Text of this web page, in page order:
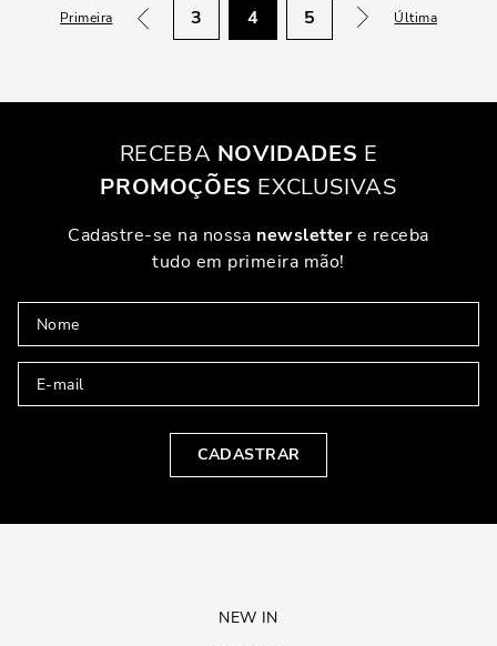
Primeira 3 4 5 Última
RECEBA NOVIDADES E
PROMOÇÕES EXCLUSIVAS
Cadastre-se na nossa newslettere receba
tudo em primeira mão!
CADASTRAR
NEW IN